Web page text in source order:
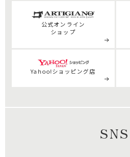
公式オンライン
ショップ
Yahoo!ショッピング店
SNS